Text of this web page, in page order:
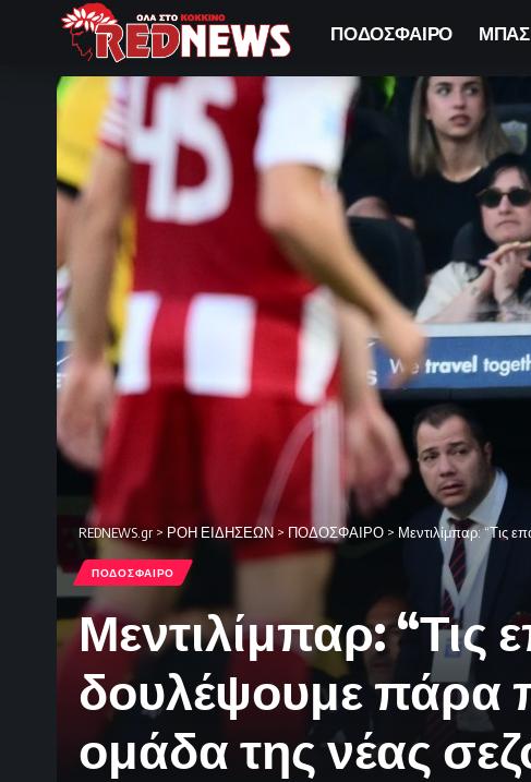
ΠΟΔΟΣΦΑΙΡΟ
REDNEWS.gr> ΡΟΗ ΕΙΔΗΣΕΩΝ > ΠΟΔΟΣΦΑΙΡΟ > Μεντιλίμπαρ: “Τις
ΠΟΔΟΣΦΑΙΡΟ
Μεντιλίμπαρ: “Τις
δουλέψουμε πάρα
ομάδα της νέας